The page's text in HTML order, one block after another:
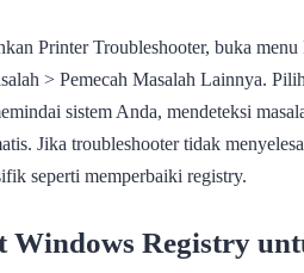
Printer Troubleshooter, buka
> Pemecah Masalah Lainnya.
sistem Anda, mendeteksi
Jika troubleshooter tidak
seperti memperbaiki registry.
Windows Registry